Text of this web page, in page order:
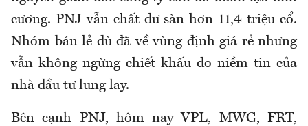
cương. PNJ vẫn chất dư sàn hơn 11,4 triệu cổ.
Nhóm bán lẻ dù đã về vùng định giá rẻ nhưng
vẫn không ngừng chiết khấu do niềm tin của
nhà đầu tư lung lay.
Bên cạnh PNJ, hôm nay VPL, MWG, FRT,